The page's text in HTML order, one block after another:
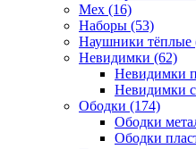
Мех (16)
Наборы (53)
Наушники тёплые
Невидимки (62)
Невидимки
Невидимки
Ободки (174)
Ободки
Ободки